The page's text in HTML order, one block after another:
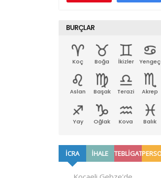
BURÇLAR
Koç Boğa İkizler Yengeç
Aslan Başak Terazi Akrep
Yay Oğlak Kova Balık